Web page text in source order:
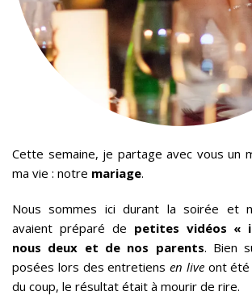
Cette semaine, je partage avec vous un
ma vie : notre mariage.
Nous sommes ici durant la soirée et
avaient préparé de petites vidéos «
nous deux et de nos parents. Bien
posées lors des entretiensen liveont été
du coup, le résultat était à mourir de rire.